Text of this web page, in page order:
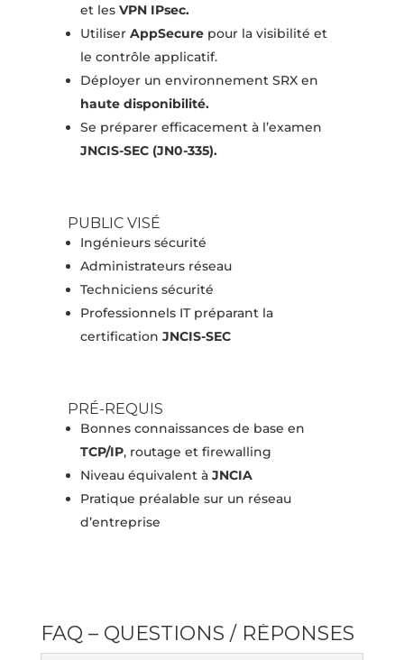
et les VPN IPsec.
Utiliser AppSecurepour la visibilité et
le contrôle applicatif.
Déployer un environnement SRX en
haute disponibilité.
Se préparer efficacement à l’examen
JNCIS-SEC (JN0-335).
PUBLIC VISÉ
Ingénieurs sécurité
Administrateurs réseau
Techniciens sécurité
Professionnels IT préparant la
certification JNCIS-SEC
PRÉ-REQUIS
Bonnes connaissances de base en
TCP/IP, routage et firewalling
Niveau équivalent à JNCIA
Pratique préalable sur un réseau
d’entreprise
FAQ – QUESTIONS / RÉPONSES